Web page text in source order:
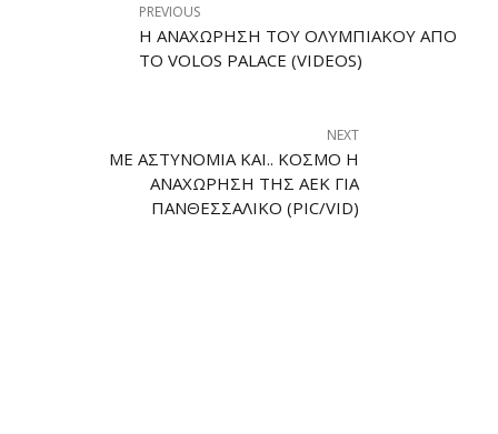
PREVIOUS
Η ΑΝΑΧΏΡΗΣΗ ΤΟΥ ΟΛΥΜΠΙΑΚΟΎ ΑΠΌ
ΤΟ VOLOS PALACE (VIDEOS)
NEXT
ΜΕ ΑΣΤΥΝΟΜΊΑ ΚΑΙ.. ΚΌΣΜΟ Η
ΑΝΑΧΏΡΗΣΗ ΤΗΣ ΑΕΚ ΓΙΑ
ΠΑΝΘΕΣΣΑΛΙΚΌ (PIC/VID)